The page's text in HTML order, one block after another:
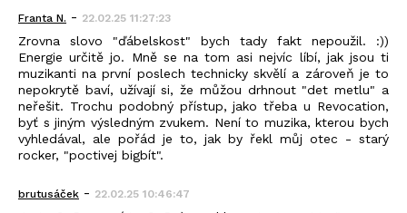
Franta N. - 22.02.25 11:27:23
Zrovna slovo "ďábelskost" bych tady fakt nepoužil. :))
Energie určitě jo. Mně se na tom asi nejvíc líbí, jak jsou ti
muzikanti na první poslech technicky skvělí a zároveň je to
nepokrytě baví, užívají si, že můžou drhnout "det metlu" a
neřešit. Trochu podobný přístup, jako třeba u Revocation,
byť s jiným výsledným zvukem. Není to muzika, kterou bych
vyhledával, ale pořád je to, jak by řekl můj otec - starý
rocker, "poctivej bigbít".
brutusáček - 22.02.25 10:46:47